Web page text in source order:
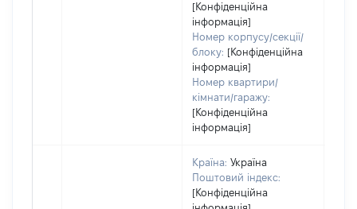
[Конфіденційна
інформація]
Номер корпусу/секції/
блоку: [Конфіденційна
інформація]
Номер квартири/
кімнати/гаражу:
[Конфіденційна
інформація]
Країна: Україна
Поштовий індекс:
[Конфіденційна